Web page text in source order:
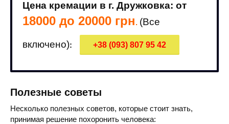
Цена кремации в г. Дружковка: от
18000 до 20000 грн. (Все
включено): +38 (093) 807 95 42
Полезные советы
Несколько полезных советов, которые стоит знать,
принимая решение похоронить человека: